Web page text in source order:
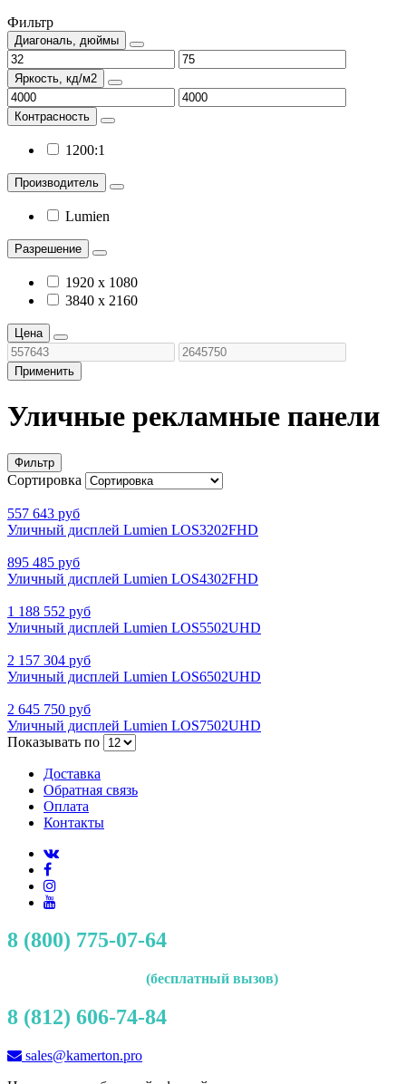
Фильтр
Диагональ, дюймы
Яркость, кд/м2
Контрасность
1200:1
Производитель
Lumien
Разрешение
1920 x 1080
3840 x 2160
Цена
Применить
Уличные рекламные панели
Фильтр
Сортировка
557 643 руб
Уличный дисплей Lumien LOS3202FHD
895 485 руб
Уличный дисплей Lumien LOS4302FHD
1 188 552 руб
Уличный дисплей Lumien LOS5502UHD
2 157 304 руб
Уличный дисплей Lumien LOS6502UHD
2 645 750 руб
Уличный дисплей Lumien LOS7502UHD
Показывать по
Доставка
Обратная связь
Оплата
Контакты
8 (800) 775-07-64
(бесплатный вызов)
8 (812) 606-74-84
sales@kamerton.pro